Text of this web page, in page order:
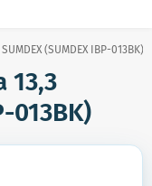
(SUMDEX IBP-013BK)
13,3
013BK)